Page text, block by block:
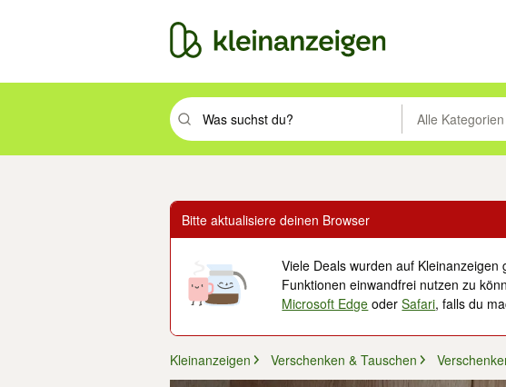
Suchbegriff eingeben. Eingabetaste drücken um zuAlle Kategorien
Bitte aktualisiere deinen Browser
Viele Deals wurden auf
Funktionen einwandfrei nutzen zu
Microsoft Edge oderSafari, falls du
Kleinanzeigen Verschenken & Tauschen